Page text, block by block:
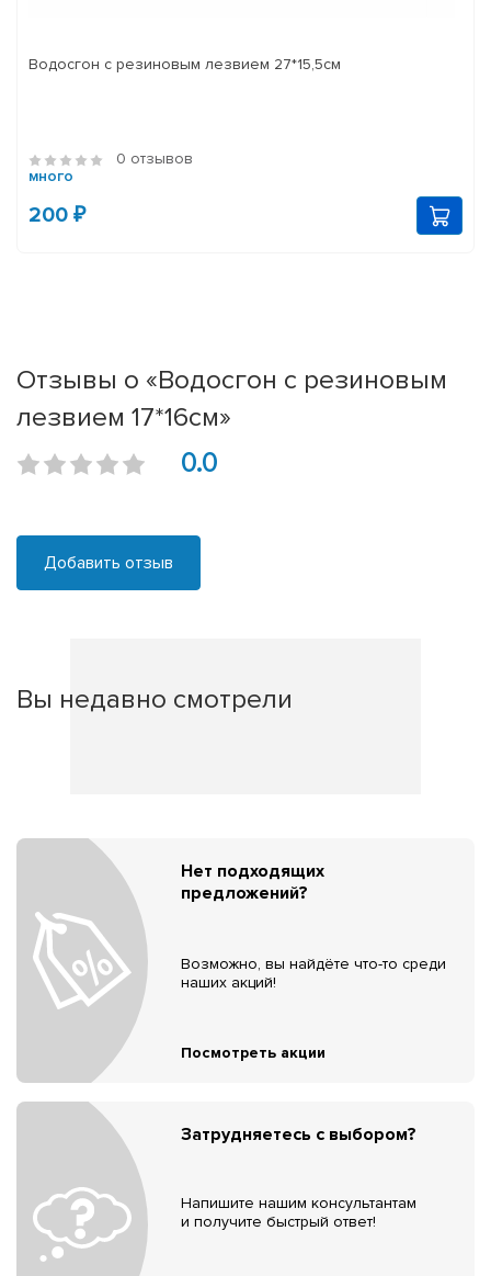
Водосгон с резиновым лезвием 27*15,5см
0 отзывов
много
200 ₽
Отзывы о «Водосгон с резиновым
лезвием 17*16см»
0.0
Добавить отзыв
Вы недавно смотрели
Нет подходящих
предложений?
Возможно, вы найдёте что-то среди
наших акций!
Посмотреть акции
Затрудняетесь с выбором?
Напишите нашим консультантам
и получите быстрый ответ!